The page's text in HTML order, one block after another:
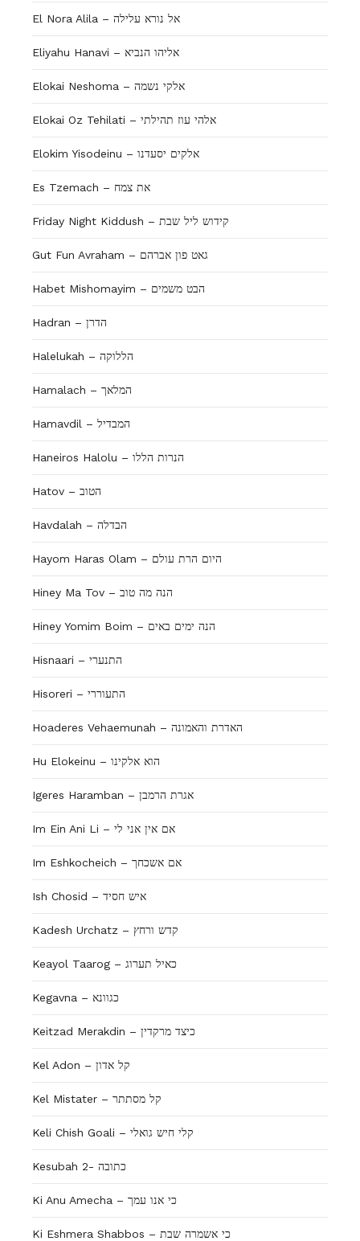
El Nora Alila – אל נורא עלילה
Eliyahu Hanavi – אליהו הנביא
Elokai Neshoma – אלקי נשמה
Elokai Oz Tehilati – אלהי עוז תהילתי
Elokim Yisodeinu – אלקים יסעדנו
Es Tzemach – את צמח
Friday Night Kiddush – קידוש ליל שבת
Gut Fun Avraham – גאט פון אברהם
Habet Mishomayim – הבט משמים
Hadran – הדרן
Halelukah – הללוקה
Hamalach – המלאך
Hamavdil – המבדיל
Haneiros Halolu – הנרות הללו
Hatov – הטוב
Havdalah – הבדלה
Hayom Haras Olam – היום הרת עולם
Hiney Ma Tov – הנה מה טוב
Hiney Yomim Boim – הנה ימים באים
Hisnaari – התנערי
Hisoreri – התעוררי
Hoaderes Vehaemunah – האדרת והאמונה
Hu Elokeinu – הוא אלקינו
Igeres Haramban – אגרת הרמבן
Im Ein Ani Li – אם אין אני לי
Im Eshkocheich – אם אשכחך
Ish Chosid – איש חסיד
Kadesh Urchatz – קדש ורחץ
Keayol Taarog – כאיל תערוג
Kegavna – כגוונא
Keitzad Merakdin – כיצד מרקדין
Kel Adon – קל אדון
Kel Mistater – קל מסתתר
Keli Chish Goali – קלי חיש גואלי
Kesubah 2- כתובה
Ki Anu Amecha – כי אנו עמך
Ki Eshmera Shabbos – כי אשמרה שבת